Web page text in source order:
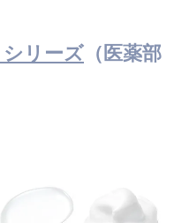
リーズ （医薬部